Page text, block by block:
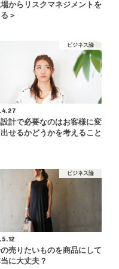
からリスクマネジメントを
＞
ビジネス論
計で必要なのはお客様に変
せるかどうかを考えること
ビジネス論
の売りたいものを商品にして
に大丈夫？